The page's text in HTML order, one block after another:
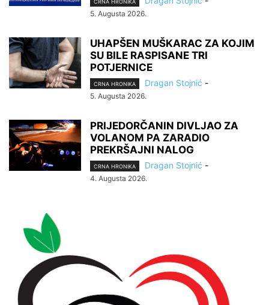
CRNA HRONIKA
5. Augusta 2026.
UHAPŠEN MUŠKARAC ZA KOJIM
SU BILE RASPISANE TRI
POTJERNICE
CRNA HRONIKA Dragan Stojnić -
5. Augusta 2026.
PRIJEDORČANIN DIVLJAO ZA
VOLANOM PA ZARADIO
PREKRŠAJNI NALOG
CRNA HRONIKA Dragan Stojnić -
4. Augusta 2026.